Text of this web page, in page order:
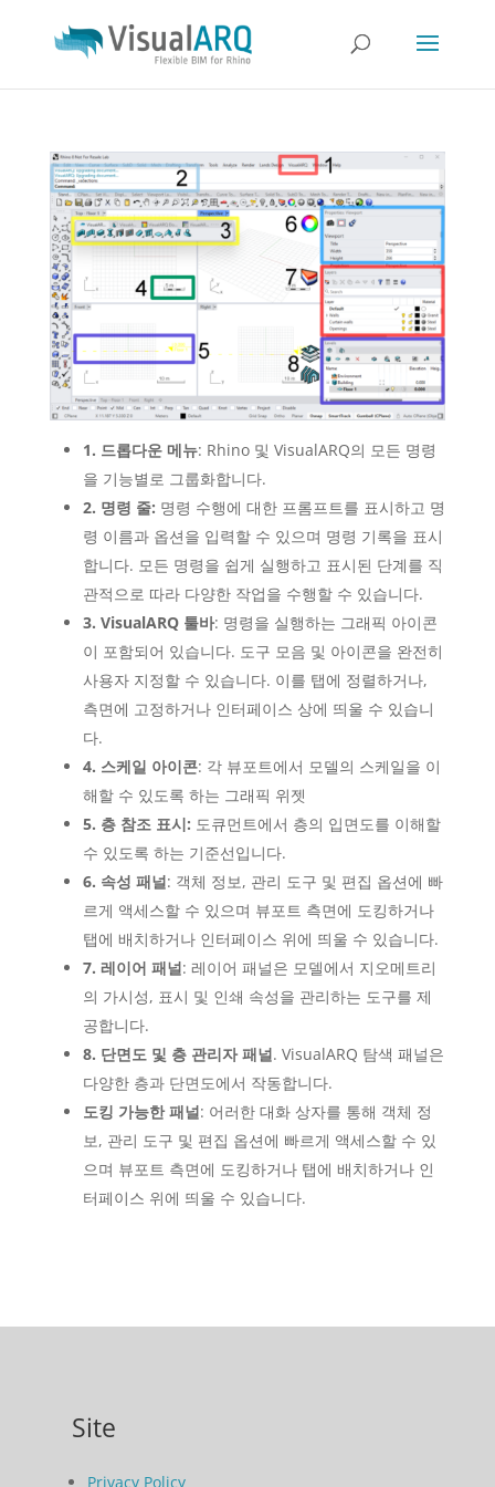
1. 드롭다운 메뉴: Rhino 및 VisualARQ의 모든 명령
을 기능별로 그룹화합니다.
2. 명령 줄: 명령 수행에 대한 프롬프트를 표시하고 명
령 이름과 옵션을 입력할 수 있으며 명령 기록을 표시
합니다. 모든 명령을 쉽게 실행하고 표시된 단계를 직
관적으로 따라 다양한 작업을 수행할 수 있습니다.
3. VisualARQ 툴바: 명령을 실행하는 그래픽 아이콘
이 포함되어 있습니다. 도구 모음 및 아이콘을 완전히
사용자 지정할 수 있습니다. 이를 탭에 정렬하거나,
측면에 고정하거나 인터페이스 상에 띄울 수 있습니
다.
4. 스케일 아이콘: 각 뷰포트에서 모델의 스케일을 이
해할 수 있도록 하는 그래픽 위젯
5. 층 참조 표시: 도큐먼트에서 층의 입면도를 이해할
수 있도록 하는 기준선입니다.
6. 속성 패널: 객체 정보, 관리 도구 및 편집 옵션에 빠
르게 액세스할 수 있으며 뷰포트 측면에 도킹하거나
탭에 배치하거나 인터페이스 위에 띄울 수 있습니다.
7. 레이어 패널: 레이어 패널은 모델에서 지오메트리
의 가시성, 표시 및 인쇄 속성을 관리하는 도구를 제
공합니다.
8. 단면도 및 층 관리자 패널. VisualARQ 탐색 패널은
다양한 층과 단면도에서 작동합니다.
도킹 가능한 패널: 어러한 대화 상자를 통해 객체 정
보, 관리 도구 및 편집 옵션에 빠르게 액세스할 수 있
으며 뷰포트 측면에 도킹하거나 탭에 배치하거나 인
터페이스 위에 띄울 수 있습니다.
Site
Privacy Policy